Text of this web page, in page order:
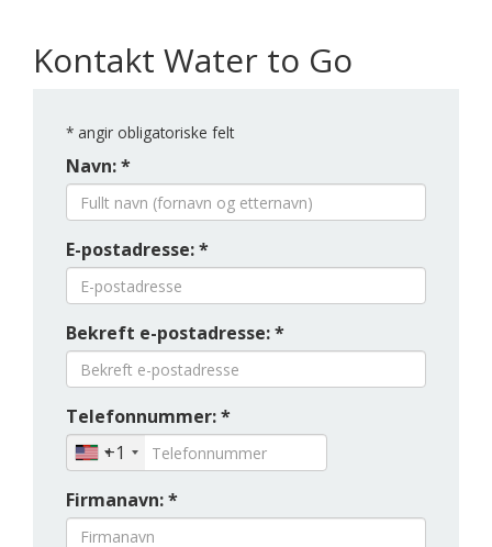
Kontakt Water to Go
* angir obligatoriske felt
Navn: *
E-postadresse: *
Bekreft e-postadresse: *
Telefonnummer: *
+1
Firmanavn: *